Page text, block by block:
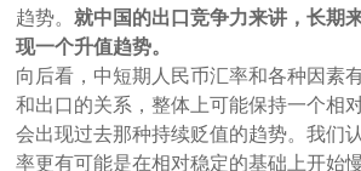
趋势。就中国的出口竞争力来讲，长期
现一个升值趋势。
向后看，中短期人民币汇率和各种因素
和出口的关系，整体上可能保持一个相
会出现过去那种持续贬值的趋势。我们
率更有可能是在相对稳定的基础上开始